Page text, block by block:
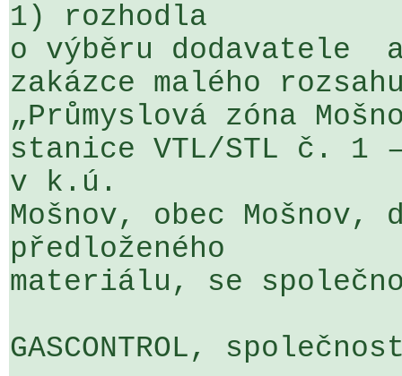
1) rozhodla
o výběru dodavatele
zakázce malého
„Průmyslová zóna
stanice VTL/STL č. 1
v k.ú.
Mošnov, obec
předloženého
materiálu, se
GASCONTROL,